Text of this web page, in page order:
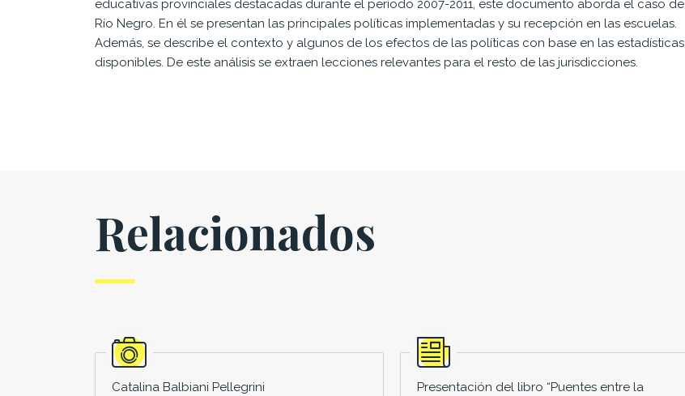
educativas provinciales destacadas durante el período 2007-2011, este documento aborda el caso de
Río Negro. En él se presentan las principales políticas implementadas y su recepción en las escuelas.
Además, se describe el contexto y algunos de los efectos de las políticas con base en las estadísticas
disponibles. De este análisis se extraen lecciones relevantes para el resto de las jurisdicciones.
Relacionados
Catalina Balbiani Pellegrini
Presentación del libro “Puentes entre la